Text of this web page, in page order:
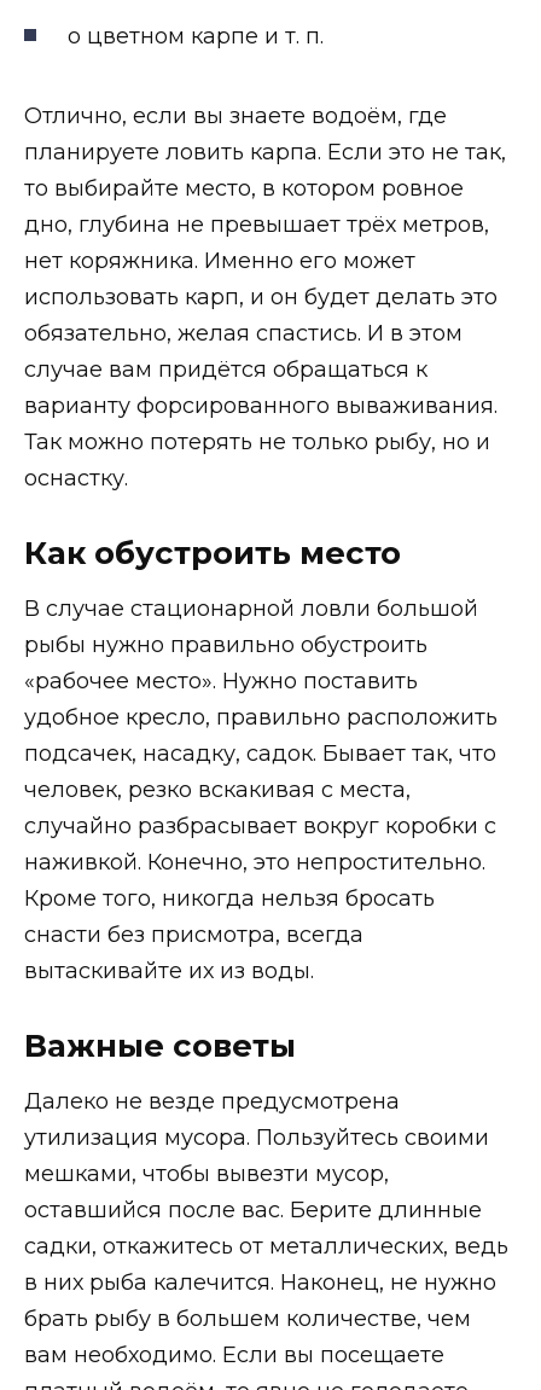
о цветном карпе и т. п.
Отлично, если вы знаете водоём, где
планируете ловить карпа. Если это не так,
то выбирайте место, в котором ровное
дно, глубина не превышает трёх метров,
нет коряжника. Именно его может
использовать карп, и он будет делать это
обязательно, желая спастись. И в этом
случае вам придётся обращаться к
варианту форсированного вываживания.
Так можно потерять не только рыбу, но и
оснастку.
Как обустроить место
В случае стационарной ловли большой
рыбы нужно правильно обустроить
«рабочее место». Нужно поставить
удобное кресло, правильно расположить
подсачек, насадку, садок. Бывает так, что
человек, резко вскакивая с места,
случайно разбрасывает вокруг коробки с
наживкой. Конечно, это непростительно.
Кроме того, никогда нельзя бросать
снасти без присмотра, всегда
вытаскивайте их из воды.
Важные советы
Далеко не везде предусмотрена
утилизация мусора. Пользуйтесь своими
мешками, чтобы вывезти мусор,
оставшийся после вас. Берите длинные
садки, откажитесь от металлических, ведь
в них рыба калечится. Наконец, не нужно
брать рыбу в большем количестве, чем
вам необходимо. Если вы посещаете